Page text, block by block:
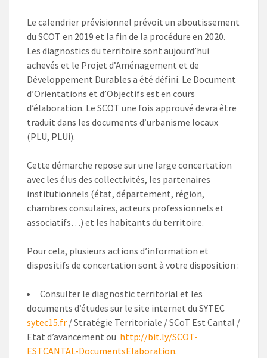
Le calendrier prévisionnel prévoit un aboutissement
du SCOT en 2019 et la fin de la procédure en 2020.
Les diagnostics du territoire sont aujourd’hui
achevés et le Projet d’Aménagement et de
Développement Durables a été défini. Le Document
d’Orientations et d’Objectifs est en cours
d’élaboration. Le SCOT une fois approuvé devra être
traduit dans les documents d’urbanisme locaux
(PLU, PLUi).
Cette démarche repose sur une large concertation
avec les élus des collectivités, les partenaires
institutionnels (état, département, région,
chambres consulaires, acteurs professionnels et
associatifs…) et les habitants du territoire.
Pour cela, plusieurs actions d’information et
dispositifs de concertation sont à votre disposition :
Consulter le diagnostic territorial et les
documents d’études sur le site internet du SYTEC
sytec15.fr / Stratégie Territoriale / SCoT Est Cantal /
Etat d’avancement ou http://bit.ly/SCOT-
ESTCANTAL-DocumentsElaboration.